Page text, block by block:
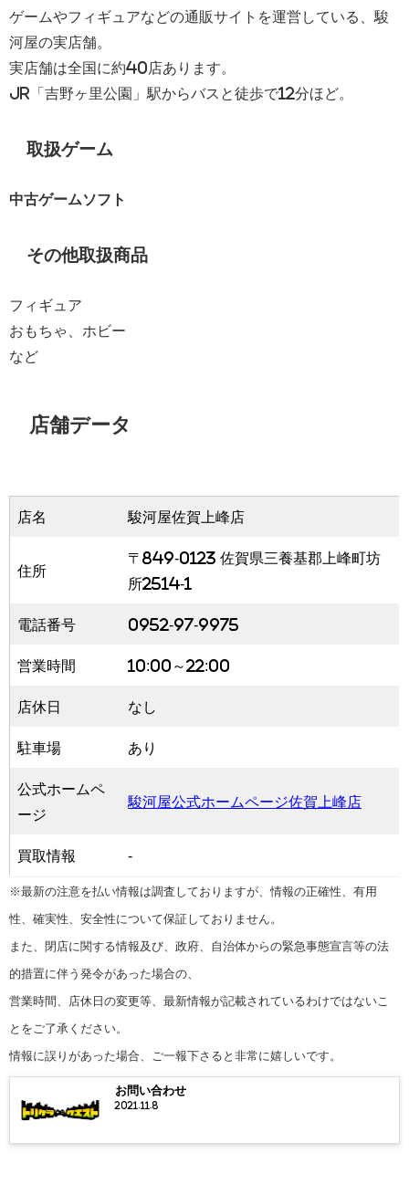
ゲームやフィギュアなどの通販サイトを運営している、駿
河屋の実店舗。
実店舗は全国に約40店あります。
JR「吉野ヶ里公園」駅からバスと徒歩で12分ほど。
取扱ゲーム
中古ゲームソフト
その他取扱商品
フィギュア
おもちゃ、ホビー
など
店舗データ
店名 駿河屋佐賀上峰店
住所
〒849-0123 佐賀県三養基郡上峰町坊
所2514-1
電話番号 0952-97-9975
営業時間 10:00～22:00
店休日 なし
駐車場 あり
公式ホームペ
ージ
駿河屋公式ホームページ佐賀上峰店
買取情報 -
※最新の注意を払い情報は調査しておりますが、情報の正確性、有用
性、確実性、安全性について保証しておりません。
また、閉店に関する情報及び、政府、自治体からの緊急事態宣言等の法
的措置に伴う発令があった場合の、
営業時間、店休日の変更等、最新情報が記載されているわけではないこ
とをご了承ください。
情報に誤りがあった場合、ご一報下さると非常に嬉しいです。
お問い合わせ
2021.11.8